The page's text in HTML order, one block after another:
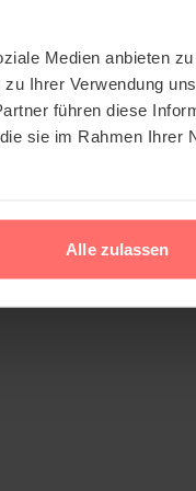
Medien anbieten
Ihrer Verwendung
führen diese
sie im Rahmen Ihrer
Alle zulassen